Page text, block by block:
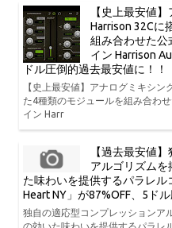
【史上最安値
Harrison 32Cに
組み合わせた公
イン Harrison
ドル圧倒的過去最安値に！！
【史上最安値】アナログミキシ
た4種類のモジュールを組み合わ
イン Harr
【過去最安値
アルゴリズム
た味わいを提供するパラレル
Heart NY」が87%OFF、5ド
独自の適応型コンプレッションア